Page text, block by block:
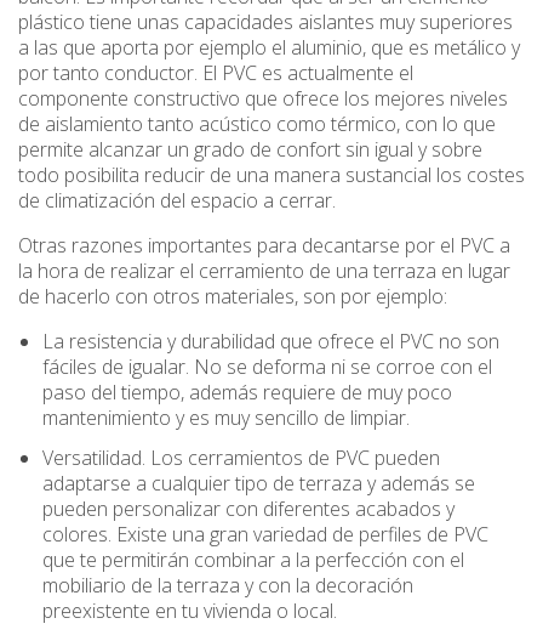
plástico tiene unas capacidades aislantes muy superiores
a las que aporta por ejemplo el aluminio, que es metálico y
por tanto conductor. El PVC es actualmente el
componente constructivo que ofrece los mejores niveles
de aislamiento tanto acústico como térmico, con lo que
permite alcanzar un grado de confort sin igual y sobre
todo posibilita reducir de una manera sustancial los costes
de climatización del espacio a cerrar.
Otras razones importantes para decantarse por el PVC a
la hora de realizar el cerramiento de una terraza en lugar
de hacerlo con otros materiales, son por ejemplo:
La resistencia y durabilidad que ofrece el PVC no son
fáciles de igualar. No se deforma ni se corroe con el
paso del tiempo, además requiere de muy poco
mantenimiento y es muy sencillo de limpiar.
Versatilidad. Los cerramientos de PVC pueden
adaptarse a cualquier tipo de terraza y además se
pueden personalizar con diferentes acabados y
colores. Existe una gran variedad de perfiles de PVC
que te permitirán combinar a la perfección con el
mobiliario de la terraza y con la decoración
preexistente en tu vivienda o local.